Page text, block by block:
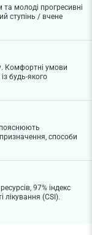
та молоді прогресивні
ступінь / вчене
Комфортні умови
будь-якого
способи
97% індекс
лікування (CSI).